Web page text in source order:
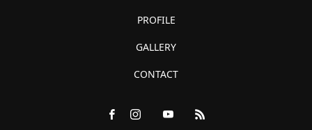
PROFILE
GALLERY
CONTACT